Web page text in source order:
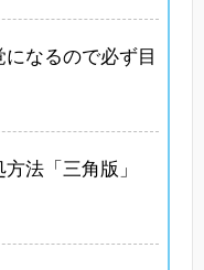
なるので必ず目
法「三角版」